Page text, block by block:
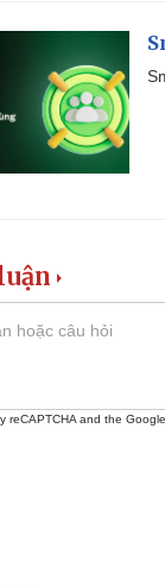
reCAPTCHA and the Google